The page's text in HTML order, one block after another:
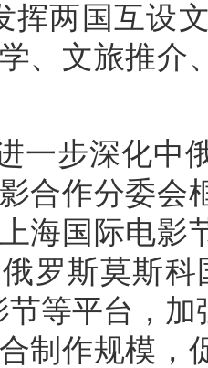
挥两国互设
、文旅推介
一步深化中
合作分委会
海国际电影
罗斯莫斯
节等平台，
制作规模，